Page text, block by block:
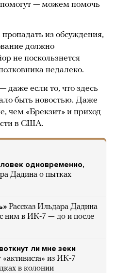
— можем помочь
из обсуждения,
должно
не поскользнется
недалеко.
если то, что здесь
быть новостью. Даже
чем «Брекзит» и приход
в США.
одновременно,
Дадина о пытках
Рассказ Ильдара Дадина
ним в ИК-7 — до и после
ли мне зеки
из ИК-7
в колонии